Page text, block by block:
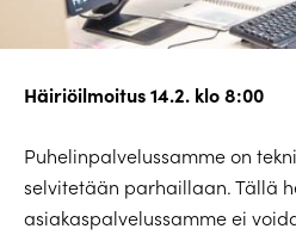
Häiriöilmoitus 14.2. klo 8:00
Puhelinpalvelussamme on
selvitetään parhaillaan. Tällä
asiakaspalvelussamme ei